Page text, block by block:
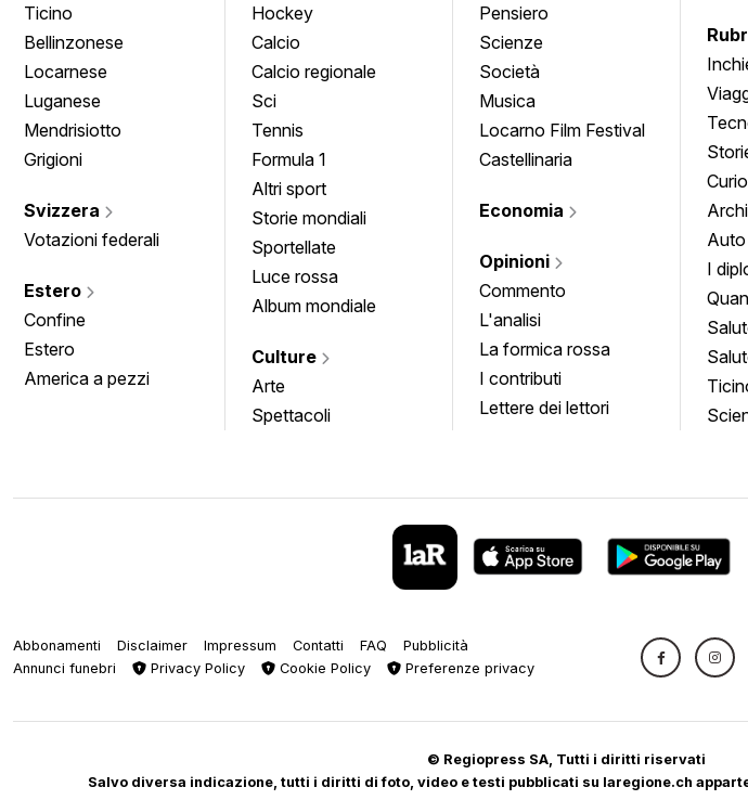
Ticino
Bellinzonese
Locarnese
Luganese
Mendrisiotto
Grigioni
Svizzera
Votazioni federali
Estero
Confine
Estero
America a pezzi
Hockey
Calcio
Calcio regionale
Sci
Tennis
Formula 1
Altri sport
Storie mondiali
Sportellate
Luce rossa
Album mondiale
Culture
Arte
Spettacoli
Pensiero
Scienze
Società
Musica
Locarno Film Festival
Castellinaria
Economia
Opinioni
Commento
L'analisi
La formica rossa
I contributi
Lettere dei lettori
I
Abbonamenti Disclaimer Impressum Contatti FAQ
Pubblicità
Annunci funebri
Privacy Policy Cookie Policy Preferenze privacy
© Regiopress SA, Tutti i diritti riservati
Salvo diversa indicazione, tutti i diritti di foto, video e testi pubblicati su laregione.ch